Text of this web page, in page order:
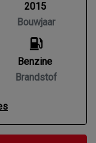
2015
Bouwjaar
Benzine
Brandstof